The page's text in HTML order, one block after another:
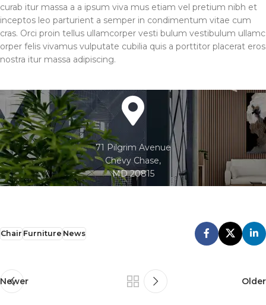
curab itur massa a a ipsum viva mus etiam vel pretium nibh et
inceptos leo parturient a semper in condimentum vitae cum
cras. Orci proin tellus ullamcorper vesti bulum vestibulum ullamc
orper felis vivamus vulputate cubilia quis a porttitor placerat eros
nostra itur massa adipiscing.
71 Pilgrim Avenue
Chevy Chase,
MD 20815
Chair Furniture News
Newer Older